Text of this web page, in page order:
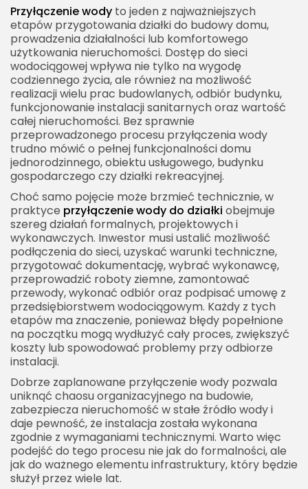
Przyłączenie wody to jeden z najważniejszych
etapów przygotowania działki do budowy domu,
prowadzenia działalności lub komfortowego
użytkowania nieruchomości. Dostęp do sieci
wodociągowej wpływa nie tylko na wygodę
codziennego życia, ale również na możliwość
realizacji wielu prac budowlanych, odbiór budynku,
funkcjonowanie instalacji sanitarnych oraz wartość
całej nieruchomości. Bez sprawnie
przeprowadzonego procesu przyłączenia wody
trudno mówić o pełnej funkcjonalności domu
jednorodzinnego, obiektu usługowego, budynku
gospodarczego czy działki rekreacyjnej.
Choć samo pojęcie może brzmieć technicznie, w
praktyce przyłączenie wody do działki obejmuje
szereg działań formalnych, projektowych i
wykonawczych. Inwestor musi ustalić możliwość
podłączenia do sieci, uzyskać warunki techniczne,
przygotować dokumentację, wybrać wykonawcę,
przeprowadzić roboty ziemne, zamontować
przewody, wykonać odbiór oraz podpisać umowę z
przedsiębiorstwem wodociągowym. Każdy z tych
etapów ma znaczenie, ponieważ błędy popełnione
na początku mogą wydłużyć cały proces, zwiększyć
koszty lub spowodować problemy przy odbiorze
instalacji.
Dobrze zaplanowane przyłączenie wody pozwala
uniknąć chaosu organizacyjnego na budowie,
zabezpiecza nieruchomość w stałe źródło wody i
daje pewność, że instalacja została wykonana
zgodnie z wymaganiami technicznymi. Warto więc
podejść do tego procesu nie jak do formalności, ale
jak do ważnego elementu infrastruktury, który będzie
służył przez wiele lat.
Wybór wykonawcy
Wykonanie robót ziemnych i montażowych
Próba szczelności i odbiór techniczny
Montaż wodomierza i podpisanie umowy
Przyłącze wodociągowe a instalacja wewnętrzna
Studnia wodomierzowa przy przyłączeniu wody
Materiały stosowane przy przyłączeniu wody
Głębokość ułożenia przyłącza wodociągowego
Przyłączenie wody na działce bez budynku
Przyłączenie wody do domu jednorodzinnego
Przyłączenie wody do budynku usługowego lub
firmowego
Przyłączenie wody a kanalizacja
Przyłączenie wody a własna studnia
Koszt przyłączenia wody
Ile trwa przyłączenie wody
Najczęstsze problemy przy przyłączaniu wody
Błędy, których warto unikać
Przyłączenie wody a budowa domu
Przyłączenie wody a odbiór budynku
Przyłączenie wody przez drogę
Rozbudowa sieci wodociągowej a przyłączenie
wody